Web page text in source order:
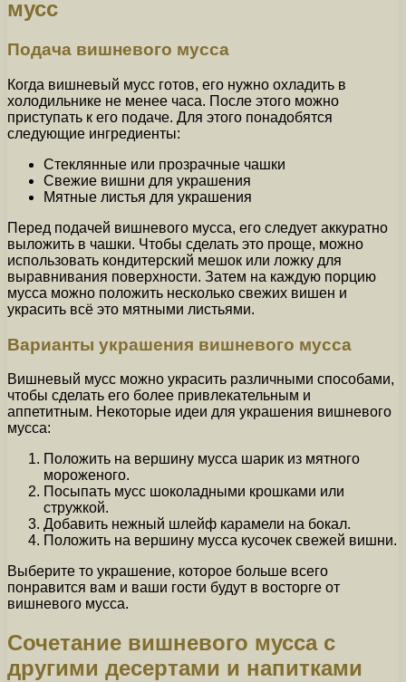
мусс
Подача вишневого мусса
Когда вишневый мусс готов, его нужно охладить в
холодильнике не менее часа. После этого можно
приступать к его подаче. Для этого понадобятся
следующие ингредиенты:
Стеклянные или прозрачные чашки
Свежие вишни для украшения
Мятные листья для украшения
Перед подачей вишневого мусса, его следует аккуратно
выложить в чашки. Чтобы сделать это проще, можно
использовать кондитерский мешок или ложку для
выравнивания поверхности. Затем на каждую порцию
мусса можно положить несколько свежих вишен и
украсить всё это мятными листьями.
Варианты украшения вишневого мусса
Вишневый мусс можно украсить различными способами,
чтобы сделать его более привлекательным и
аппетитным. Некоторые идеи для украшения вишневого
мусса:
Положить на вершину мусса шарик из мятного
мороженого.
Посыпать мусс шоколадными крошками или
стружкой.
Добавить нежный шлейф карамели на бокал.
Положить на вершину мусса кусочек свежей вишни.
Выберите то украшение, которое больше всего
понравится вам и ваши гости будут в восторге от
вишневого мусса.
Сочетание вишневого мусса с
другими десертами и напитками